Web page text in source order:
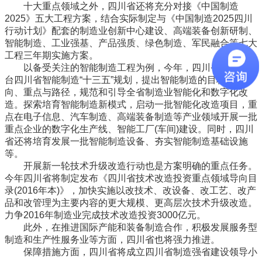
十大重点领域之外，四川省还将充分对接《中国制造
2025》五大工程方案，结合实际制定与《中国制造2025四川
行动计划》配套的制造业创新中心建设、高端装备创新研制、
智能制造、工业强基、产品强质、绿色制造、军民融合等七大
工程三年期实施方案。
以备受关注的智能制造工程为例，今年，四川省将编制出
台四川省智能制造“十三五”规划，提出智能制造的目标、方
向、重点与路径，规范和引导全省制造业智能化和数字化改
造。探索培育智能制造新模式，启动一批智能化改造项目，重
点在电子信息、汽车制造、高端装备制造等产业领域开展一批
重点企业的数字化生产线、智能工厂(车间)建设。同时，四川
省还将培育发展一批智能制造设备、夯实智能制造基础设施
等。
开展新一轮技术升级改造行动也是方案明确的重点任务。
今年四川省将制定发布《四川省技术改造投资重点领域导向目
录(2016年本)》，加快实施以改技术、改设备、改工艺、改产
品和改管理为主要内容的更大规模、更高层次技术升级改造。
力争2016年制造业完成技术改造投资3000亿元。
此外，在推进国际产能和装备制造合作，积极发展服务型
制造和生产性服务业等方面，四川省也将强力推进。
保障措施方面，四川省将成立四川省制造强省建设领导小